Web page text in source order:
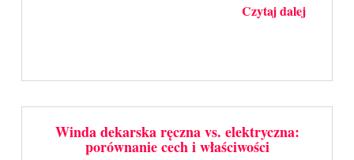
Czytaj dalej
Winda dekarska ręczna vs. elektryczna:
porównanie cech i właściwości